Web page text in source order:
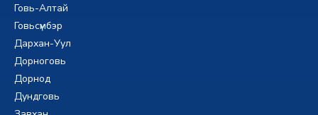
Говь-Алтай
Говьсүмбэр
Дархан-Уул
Дорноговь
Дорнод
Дундговь